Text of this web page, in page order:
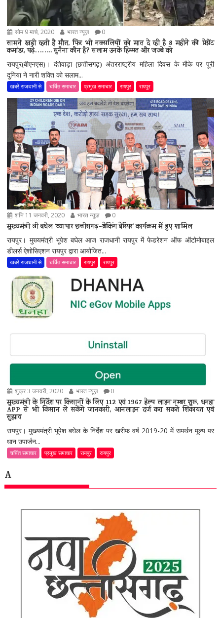
सोम 9 मार्च, 2020 भारत न्यूज़ 0
सामने खड़ी रहती है मौत, फिर भी नक्सलियों को मात दे रही है 8 महीने की प्रेग्नेंट
कमांडर, पढ़े…….. सुनैना कौन है? सलाम उनके हिम्मत और जज्बे को
रायपुर(बीएनएस)। दंतेवाड़ा (छत्तीसगढ़) अंतरराष्ट्रीय महिला दिवस के मौके पर पूरी
दुनिया ने नारी शक्ति को सलाम...
खबरें राजधानी से चर्चित समाचार प्रमुख समाचार रायपुर रायपुर
शनि 11 जनवरी, 2020 भारत न्यूज़ 0
मुख्यमंत्री श्री बघेल ‘व्यापार छत्तीसगढ़-ब्रेकिंग बेरियर‘ कार्यक्रम में हुए शामिल
रायपुर। मुख्यमंत्री भूपेश बघेल आज राजधानी रायपुर में फेडरेशन ऑफ ऑटोमोबाइल
डीलर्स ऐशोसिएशन रायपुर द्वारा आयोजित...
खबरें राजधानी से चर्चित समाचार रायपुर रायपुर
शुक्र 3 जनवरी, 2020 भारत न्यूज़ 0
मुख्यमंत्री के निर्देश पर किसानों के लिए 112 एवं 1967 हेल्प लाइन नम्बर शुरू, धनहा
APP से भी किसान ले सकेंगे जानकारी, आनलाइन दर्ज करा सकते शिकायत एवं
सुझाव
रायपुर। मुख्यमंत्री भूपेश बघेल के निर्देश पर खरीफ वर्ष 2019-20 में समर्थन मूल्य पर
धान उपार्जन...
चर्चित समाचार प्रमुख समाचार रायपुर रायपुर
A